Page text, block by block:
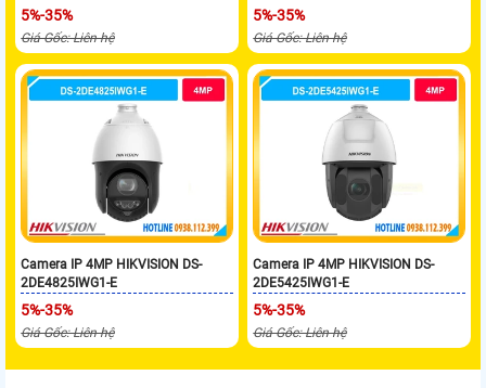
5%-35%
Giá Gốc: Liên hệ
5%-35%
Giá Gốc: Liên hệ
Camera IP 4MP HIKVISION DS-
2DE4825IWG1-E
5%-35%
Giá Gốc: Liên hệ
Camera IP 4MP HIKVISION DS-
2DE5425IWG1-E
5%-35%
Giá Gốc: Liên hệ